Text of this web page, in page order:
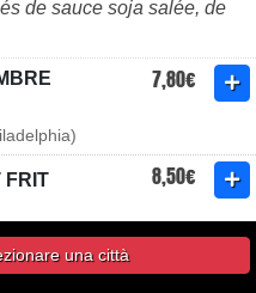
de sauce soja salée, de
7,80€
FRIT 8,50€
una città